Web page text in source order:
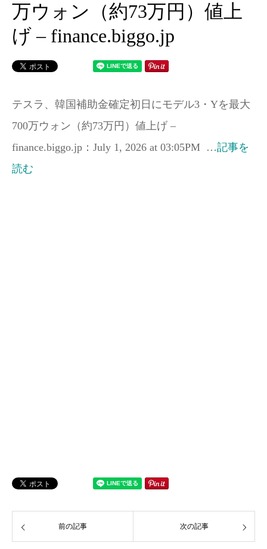
万ウォン（約73万円）値上
げ – finance.biggo.jp
テスラ、韓国補助金確定初日にモデル3・Yを最大
700万ウォン（約73万円）値上げ –
finance.biggo.jp：July 1, 2026 at 03:05PM …記事を
読む
前の記事 次の記事